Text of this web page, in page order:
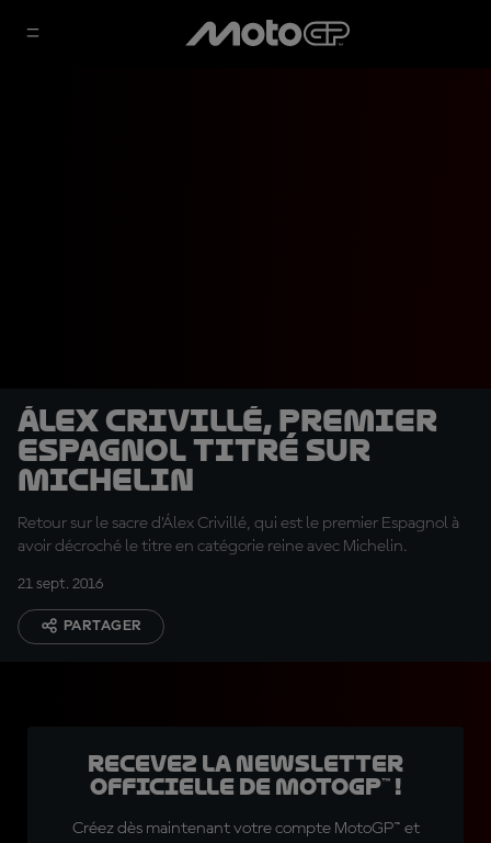
Álex Crivillé, premier
Espagnol titré sur
Michelin
Retour sur le sacre d’Álex Crivillé, qui est le premier Espagnol à
avoir décroché le titre en catégorie reine avec Michelin.
21 sept. 2016
PARTAGER
Recevez la Newsletter
officielle de MotoGP™ !
Créez dès maintenant votre compte MotoGP™ et